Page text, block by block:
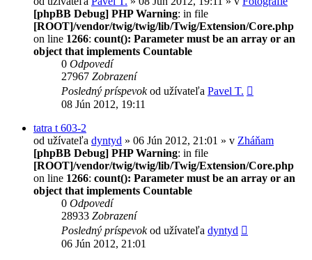
[phpBB Debug] PHP Warning: in file
[ROOT]/vendor/twig/twig/lib/Twig/Extension/Core.php
on line 1266: count(): Parameter must be an array or an
object that implements Countable
0 Odpovedí
27967 Zobrazení
Posledný príspevokod užívateľa Pavel T.
08 Jún 2012, 19:11
tatra t 603-2
od užívateľa dyntyd » 06 Jún 2012, 21:01 » v Zháňam
[phpBB Debug] PHP Warning: in file
[ROOT]/vendor/twig/twig/lib/Twig/Extension/Core.php
on line 1266: count(): Parameter must be an array or an
object that implements Countable
0 Odpovedí
28933 Zobrazení
Posledný príspevokod užívateľa dyntyd
06 Jún 2012, 21:01